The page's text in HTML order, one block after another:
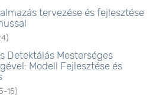
tervezése és fejlesztése
)
Detektálás Mesterséges
Modell Fejlesztése és
15)